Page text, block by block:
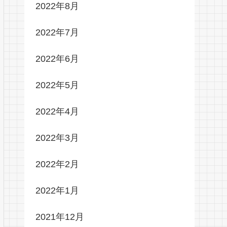
2022年8月
2022年7月
2022年6月
2022年5月
2022年4月
2022年3月
2022年2月
2022年1月
2021年12月